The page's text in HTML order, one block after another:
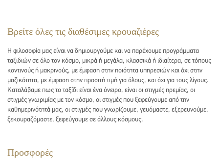
Βρείτε όλες τις διαθέσιμες κρουαζιέρες
Η φιλοσοφία μας είναι να δημιουργούμε και να παρέχουμε προγράμματα
ταξιδιών σε όλο τον κόσμο, μικρά ή μεγάλα, κλασσικά ή ιδιαίτερα, σε τόπους
κοντινούς ή μακρινούς, με έμφαση στην ποιότητα υπηρεσιών και όχι στην
μαζικότητα, με έμφαση στην προσιτή τιμή για όλους, και όχι για τους λίγους.
Καταλάβαμε πως το ταξίδι είναι ένα όνειρο, είναι οι στιγμές ηρεμίας, οι
στιγμές γνωριμίας με τον κόσμο, οι στιγμές που ξεφεύγουμε από την
καθημερινότητά μας, οι στιγμές που γνωρίζουμε, γευόμαστε, εξερευνούμε,
ξεκουραζόμαστε, ξεφεύγουμε σε άλλους κόσμους.
Προσφορές